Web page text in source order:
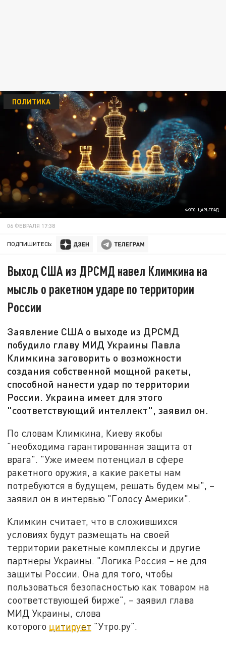
ФОТО: ЦАРЬГРАД
ПОЛИТИКА
06 ФЕВРАЛЯ 17:38
ПОДПИШИТЕСЬ:
Выход США из ДРСМД навел Климкина на
мысль о ракетном ударе по территории
России
Заявление США о выходе из ДРСМД
побудило главу МИД Украины Павла
Климкина заговорить о возможности
создания собственной мощной ракеты,
способной нанести удар по территории
России. Украина имеет для этого
"соответствующий интеллект", заявил он.
По словам Климкина, Киеву якобы
"необходима гарантированная защита от
врага". "Уже имеем потенциал в сфере
ракетного оружия, а какие ракеты нам
потребуются в будущем, решать будем мы", –
заявил он в интервью "Голосу Америки".
Климкин считает, что в сложившихся
условиях будут размещать на своей
территории ракетные комплексы и другие
партнеры Украины. "Логика Россия – не для
защиты России. Она для того, чтобы
пользоваться безопасностью как товаром на
соответствующей бирже", – заявил глава
МИД Украины, слова
которого цитирует "Утро.ру".